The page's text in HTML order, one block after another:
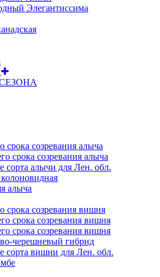
Элегантиссима
срока созревания алыча
срока созревания алыча
сорта алычи для Лен. обл.
алыча
срока созревания вишня
срока созревания вишня
срока созревания вишня
черешневый гибрид
сорта вишни для Лен. обл.